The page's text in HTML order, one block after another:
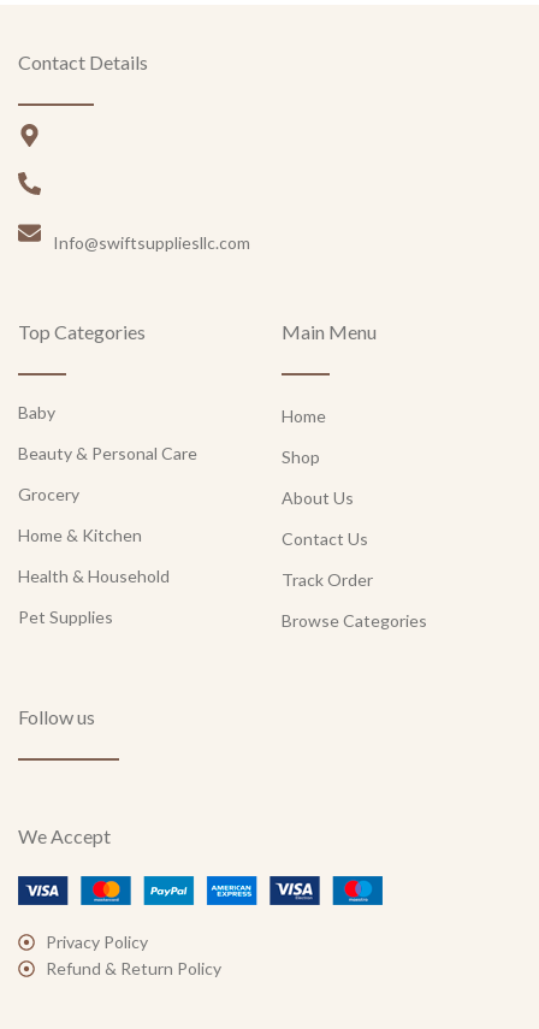
Contact Details
Info@swiftsuppliesllc.com
Top Categories
Baby
Beauty & Personal Care
Grocery
Home & Kitchen
Health & Household
Pet Supplies
Main Menu
Home
Shop
About Us
Contact Us
Track Order
Browse Categories
Follow us
We Accept
Privacy Policy
Refund & Return Policy